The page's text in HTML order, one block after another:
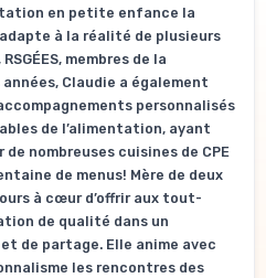
en petite enfance la
à la réalité de plusieurs
membres de la
Claudie a également
personnalisés
de l’alimentation, ayant
de nombreuses cuisines de CPE
de menus! Mère de deux
à cœur d’offrir aux tout-
de qualité dans un
de partage. Elle anime avec
les rencontres des